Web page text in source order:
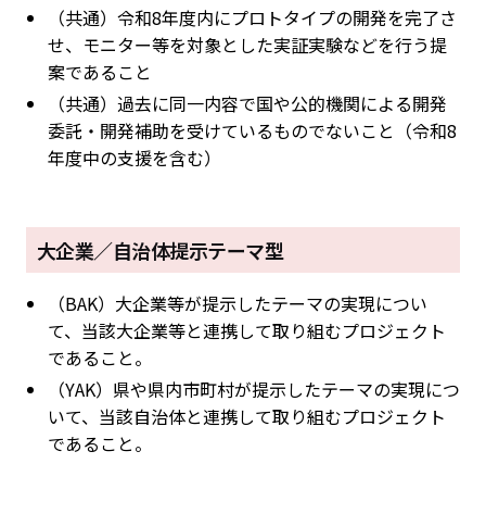
（共通）令和8年度内にプロトタイプの開発を完了さ
せ、モニター等を対象とした実証実験などを行う提
案であること
（共通）過去に同一内容で国や公的機関による開発
委託・開発補助を受けているものでないこと（令和8
年度中の支援を含む）
大企業／自治体提示テーマ型
（BAK）大企業等が提示したテーマの実現につい
て、当該大企業等と連携して取り組むプロジェクト
であること。
（YAK）県や県内市町村が提示したテーマの実現につ
いて、当該自治体と連携して取り組むプロジェクト
であること。